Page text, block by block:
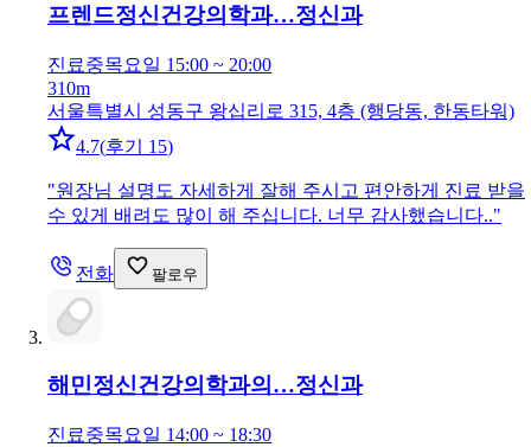
프렌드정신건강의학과…정신과
진료중목요일 15:00 ~ 20:00
310m
서울특별시 성동구 왕십리로 315, 4층 (행당동, 한동타워)
4.7(후기 15)
"원장님 설명도 자세하게 잘해 주시고 편안하게 진료 받을
수 있게 배려도 많이 해 주십니다. 너무 감사했습니다.."
전화 팔로우
해민정신건강의학과의…정신과
진료중목요일 14:00 ~ 18:30